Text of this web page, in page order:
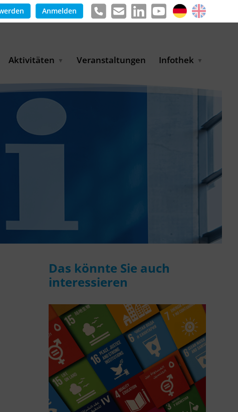
Anmelden
Aktivitäten
für KMU
Auslandsmessen
und Transferprojekt
Umweltschutz
Veranstaltungen Infothek
Informationen
Das könnte Sie auch
interessieren